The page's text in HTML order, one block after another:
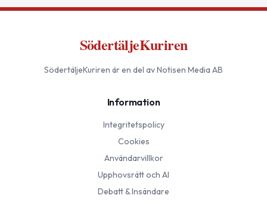
SödertäljeKuriren
SödertäljeKuriren är en del av Notisen Media AB
Information
Integritetspolicy
Cookies
Användarvillkor
Upphovsrätt och AI
Debatt & Insändare